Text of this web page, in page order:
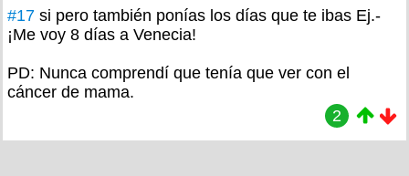
#17 si pero también ponías los días que te ibas Ej.-
¡Me voy 8 días a Venecia!
PD: Nunca comprendí que tenía que ver con el
cáncer de mama.
2